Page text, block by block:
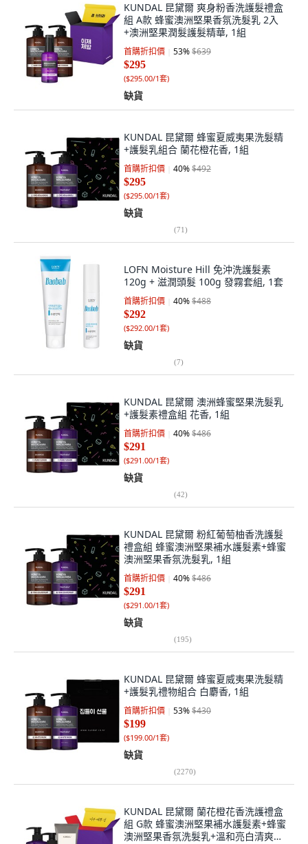
KUNDAL 昆黛爾 爽身粉香洗護髮禮盒
組 A款 蜂蜜澳洲堅果香氛洗髮乳 2入
+澳洲堅果潤髮護髮精華, 1組
首購折扣價 53%$639
$295
($295.00/1套)
缺貨
KUNDAL 昆黛爾 蜂蜜夏威夷果洗髮精
+護髮乳組合 蘭花橙花香, 1組
首購折扣價 40%$492
$295
($295.00/1套)
缺貨
(71)
LOFN Moisture Hill 免沖洗護髮素
120g + 滋潤頭髮 100g 發霧套組, 1套
首購折扣價 40%$488
$292
($292.00/1套)
缺貨
(7)
KUNDAL 昆黛爾 澳洲蜂蜜堅果洗髮乳
+護髮素禮盒組 花香, 1組
首購折扣價 40%$486
$291
($291.00/1套)
缺貨
(42)
KUNDAL 昆黛爾 粉紅葡萄柚香洗護髮
禮盒組 蜂蜜澳洲堅果補水護髮素+蜂蜜
澳洲堅果香氛洗髮乳, 1組
首購折扣價 40%$486
$291
($291.00/1套)
缺貨
(195)
KUNDAL 昆黛爾 蜂蜜夏威夷果洗髮精
+護髮乳禮物組合 白麝香, 1組
首購折扣價 53%$430
$199
($199.00/1套)
缺貨
(2270)
KUNDAL 昆黛爾 蘭花橙花香洗護禮盒
組 G款 蜂蜜澳洲堅果補水護髮素+蜂蜜
澳洲堅果香氛洗髮乳+溫和亮白清爽洗